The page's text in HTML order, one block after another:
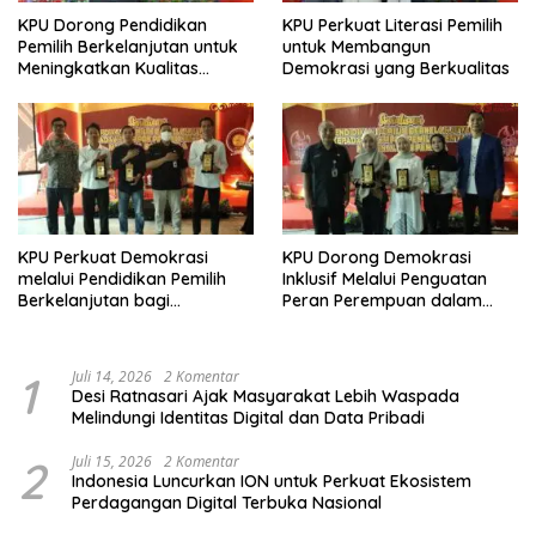
KPU Dorong Pendidikan
Pemilih Berkelanjutan untuk
Meningkatkan Kualitas
KPU Perkuat Literasi Pemilih
untuk Membangun
Demokrasi yang Berkualitas
KPU Perkuat Demokrasi
melalui Pendidikan Pemilih
Berkelanjutan bagi
KPU Dorong Demokrasi
Inklusif Melalui Penguatan
Peran Perempuan dalam
1 Juli 14, 2026 2 Komentar
Desi Ratnasari Ajak Masyarakat Lebih Waspada
Melindungi Identitas Digital dan Data Pribadi
2 Juli 15, 2026 2 Komentar
Indonesia Luncurkan ION untuk Perkuat Ekosistem
Perdagangan Digital Terbuka Nasional